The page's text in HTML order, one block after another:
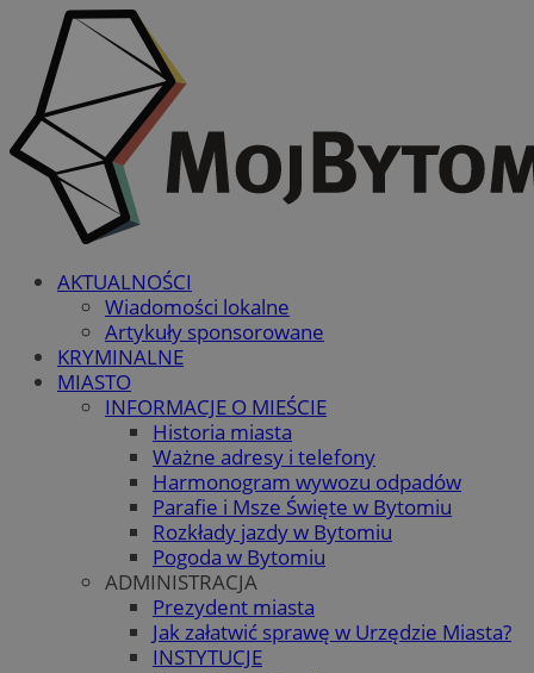
AKTUALNOŚCI
Wiadomości lokalne
Artykuły sponsorowane
KRYMINALNE
MIASTO
INFORMACJE O MIEŚCIE
Historia miasta
Ważne adresy i telefony
Harmonogram wywozu odpadów
Parafie i Msze Święte w Bytomiu
Rozkłady jazdy w Bytomiu
Pogoda w Bytomiu
ADMINISTRACJA
Prezydent miasta
Jak załatwić sprawę w Urzędzie Miasta?
INSTYTUCJE